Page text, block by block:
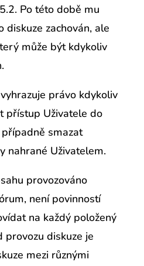
Po této době mu
zachován, ale
může být kdykoliv
právo kdykoliv
přístup Uživatele do
smazat
nahrané Uživatelem.
provozováno
není povinností
na každý položený
provozu diskuze je
mezi různými